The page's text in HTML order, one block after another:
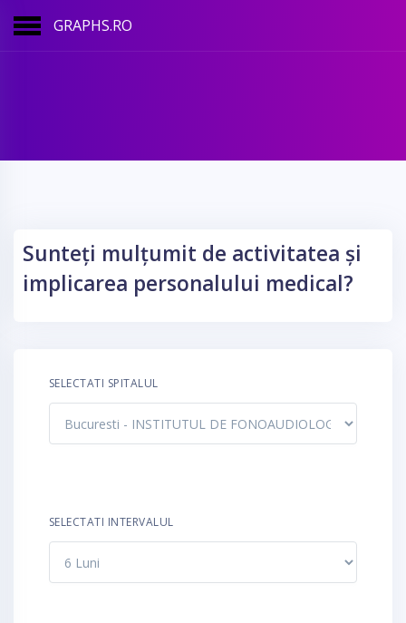
GRAPHS.RO
Sunteți mulțumit de activitatea și
implicarea personalului medical?
SELECTATI SPITALUL
SELECTATI INTERVALUL